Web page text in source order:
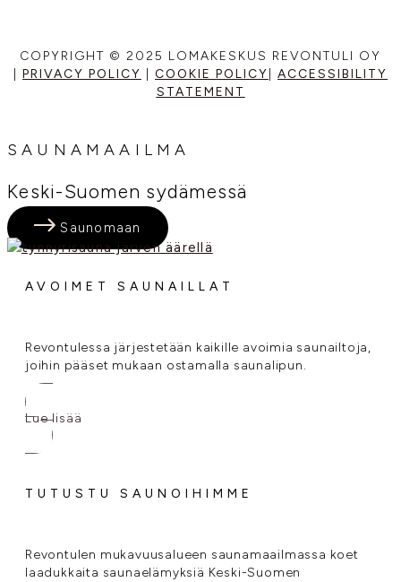
COPYRIGHT © 2025 LOMAKESKUS REVONTULI OY
PRIVACY POLICY COOKIE POLICY
ACCESSIBILITY
STATEMENT
SAUNAMAAILMA
Keski-Suomen sydämessä
Saunomaan
AVOIMET SAUNAILLAT
Revontulessa järjestetään kaikille avoimia saunailtoja,
joihin pääset mukaan ostamalla saunalipun.
Lue lisää
TUTUSTU SAUNOIHIMME
Revontulen mukavuusalueen saunamaailmassa koet
laadukkaita saunaelämyksiä Keski-Suomen